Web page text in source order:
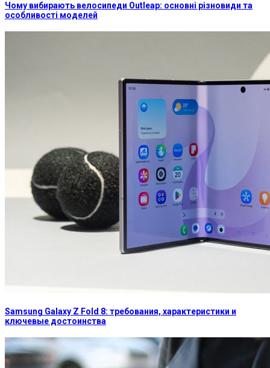
Чому вибирають велосипеди Outleap: основні різновиди та
особливості моделей
Samsung Galaxy Z Fold 8: требования, характеристики и
ключевые достоинства